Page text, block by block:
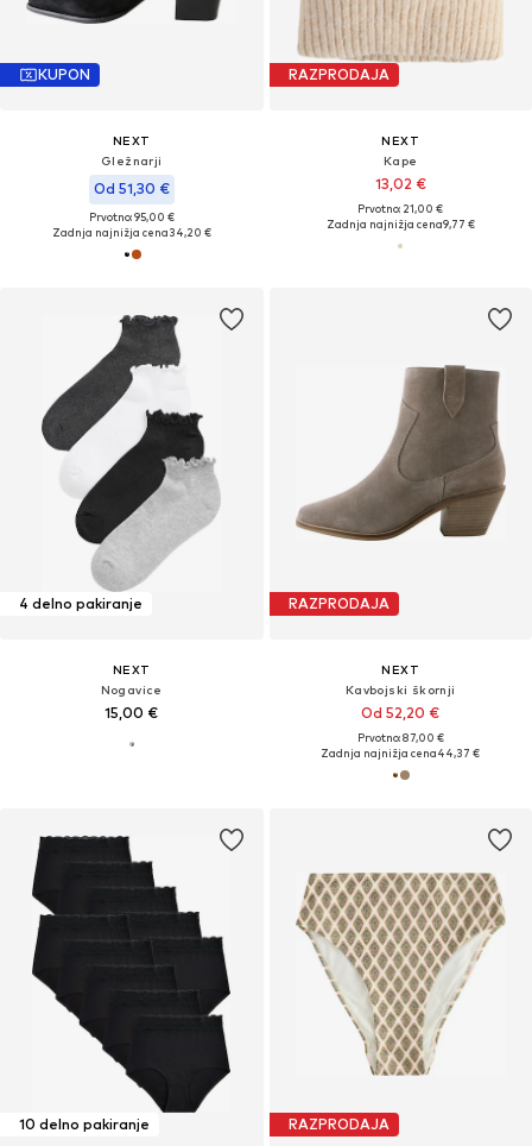
KUPON
NEXT
Gležnarji
Od 51,30 €
Prvotno: 95,00 €
Zadnja najnižja cena34,20 €
RAZPRODAJA
NEXT
Kape
13,02 €
Prvotno: 21,00 €
Zadnja najnižja cena9,77 €
4 delno pakiranje
NEXT
Nogavice
15,00 €
RAZPRODAJA
NEXT
Kavbojski škornji
Od 52,20 €
Prvotno: 87,00 €
Zadnja najnižja cena44,37 €
10 delno pakiranje RAZPRODAJA